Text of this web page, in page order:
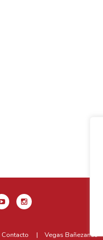
Contacto Vegas Bañezanas